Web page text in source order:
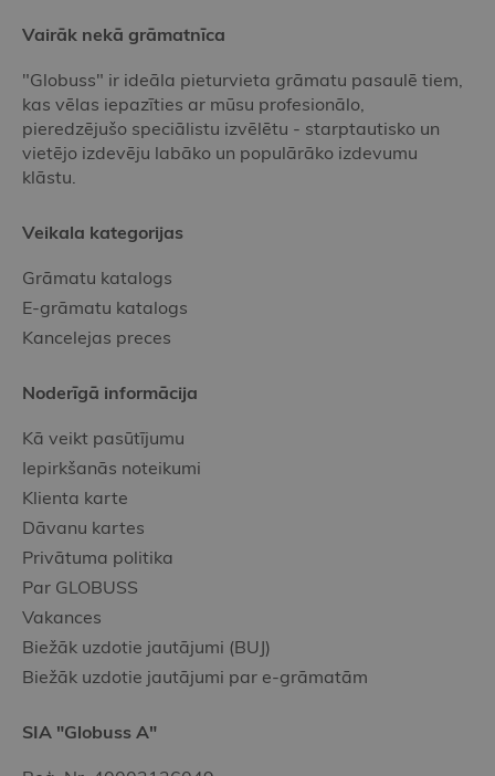
Vairāk nekā grāmatnīca
"Globuss" ir ideāla pieturvieta grāmatu pasaulē tiem,
kas vēlas iepazīties ar mūsu profesionālo,
pieredzējušo speciālistu izvēlētu - starptautisko un
vietējo izdevēju labāko un populārāko izdevumu
klāstu.
Veikala kategorijas
Grāmatu katalogs
E-grāmatu katalogs
Kancelejas preces
Noderīgā informācija
Kā veikt pasūtījumu
Iepirkšanās noteikumi
Klienta karte
Dāvanu kartes
Privātuma politika
Par GLOBUSS
Vakances
Biežāk uzdotie jautājumi (BUJ)
Biežāk uzdotie jautājumi par e-grāmatām
SIA "Globuss A"